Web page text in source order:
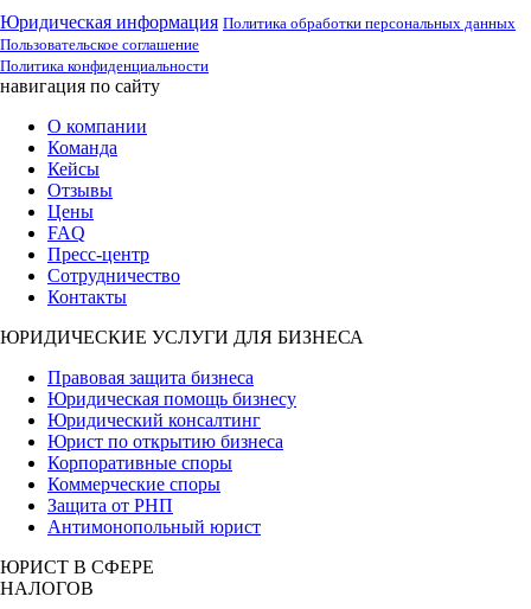
Юридическая информация Политика обработки персональных данных
Пользовательское соглашение
Политика конфиденциальности
навигация по сайту
О компании
Команда
Кейсы
Отзывы
Цены
FAQ
Пресс-центр
Сотрудничество
Контакты
ЮРИДИЧЕСКИЕ УСЛУГИ ДЛЯ БИЗНЕСА
Правовая защита бизнеса
Юридическая помощь бизнесу
Юридический консалтинг
Юрист по открытию бизнеса
Корпоративные споры
Коммерческие споры
Защита от РНП
Антимонопольный юрист
ЮРИСТ В СФЕРЕ
НАЛОГОВ